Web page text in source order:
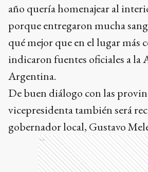
año quería homenajear al
porque entregaron mucha
qué mejor que en el lugar más
indicaron fuentes oficiales a la
Argentina.
De buen diálogo con las
vicepresidenta también será
gobernador local, Gustavo
Ads